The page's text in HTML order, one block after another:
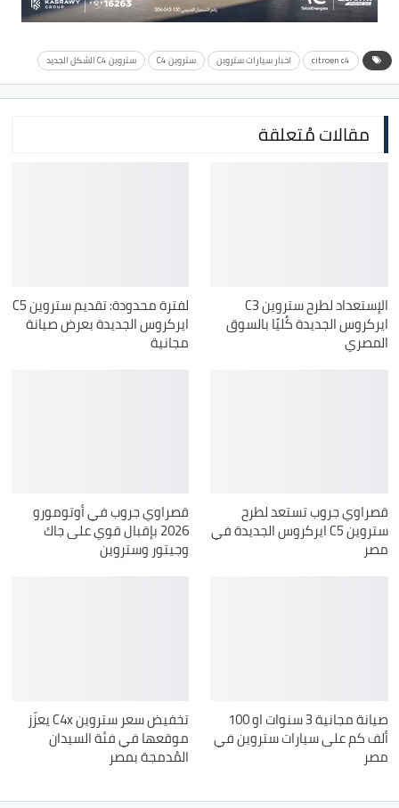
citroen c4 اخبار سيارات ستروين ستروين C4 ستروين C4 الشكل الجديد
مقالات مُتعلقة
الإستعداد لطرح ستروين C3
ايركروس الجديدة كُليًا بالسوق
المصري
لفترة محدودة: تقديم ستروين C5
ايركروس الجديدة بعرض صيانة
مجانية
قصراوي جروب تستعد لطرح
ستروين C5 ايركروس الجديدة في
مصر
قصراوي جروب في أوتومورو
2026 بإقبال قوي على جاك
وجيتور وستروين
صيانة مجانية 3 سنوات او 100
ألف كم على سيارات ستروين في
مصر
تخفيض سعر ستروين C4x يعزّز
موقعها في فئة السيدان
المُدمجة بمصر